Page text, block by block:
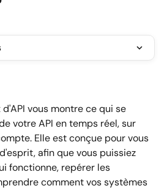
vous montre ce qui se
votre API en temps réel, sur
Elle est conçue pour vous
afin que vous puissiez
fonctionne, repérer les
comment vos systèmes